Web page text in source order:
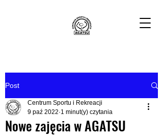
Post
Nowe zajęcia w AGATSU
Centrum Sportu i Rekreacji
9 paź 2022 1 minut(y) czytania